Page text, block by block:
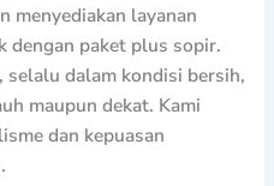
menyediakan layanan
paket plus sopir.
dalam kondisi bersih,
maupun dekat. Kami
dan kepuasan